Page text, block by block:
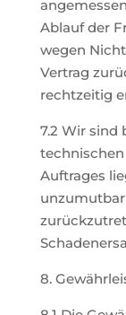
Ablauf der
wegen
Vertrag
rechtzeitig
7.2 Wir sind
technischen
Auftrages
8.